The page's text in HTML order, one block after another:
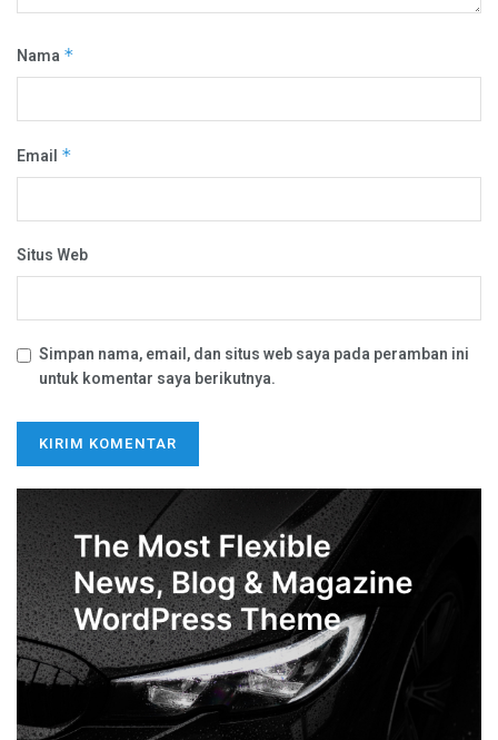
Nama *
Email *
Situs Web
Simpan nama, email, dan situs web saya pada peramban ini
untuk komentar saya berikutnya.